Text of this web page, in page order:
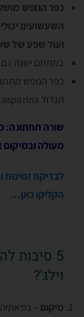
כפר הנופש
השעשועים
ועוד שפע של
במתחם ישנה גם
כפר הנופש
הגדול Campeggio Gasparina שממזרח
שורה תחתונה:
מעולה ובמיקום
לבדיקת זמינות
הקליקו כאן…
5 סיבות
וילג'?
מיקום –